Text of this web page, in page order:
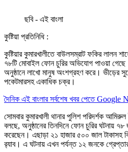
ছবি - এই বাংলা
কুষ্টিয়া প্রতিনিধি :
কুষ্টিয়ার কুমারখালীতে বাউলসম্রাট ফকির লালন
৭৮টি মোবাইল ফোন চুরির অভিযোগ পাওয়া
অনুষ্ঠানে লাখো মানুষ অংশগ্রহণ করে। ভীড়ের
পকেটমারসহ একাধিক চক্র।
দৈনিক এই বাংলার সর্বশেষ খবর পেতে
সোমবার কুমারখালী থানার পুলিশ পরিদর্শক
বলছে, অনুষ্ঠানের তিনদিনে ফোন চুরির ঘটনায়
করেছেন। এছাড়া ২১ হাজার ৫০০ জাল টাকাসহ
র‍্যাব। এ ঘটনায় এখন পর্যন্ত ১২ জনকে